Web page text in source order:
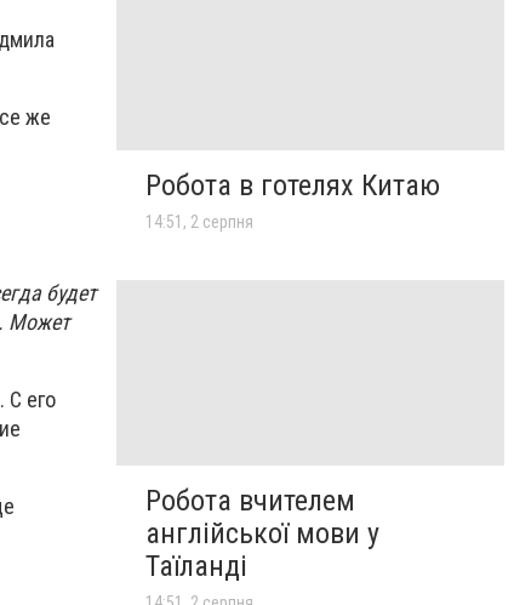
же
будет
Может
С его
Робота в готелях Китаю
14:51, 2 серпня
Робота вчителем
англійської мови у
Таїланді